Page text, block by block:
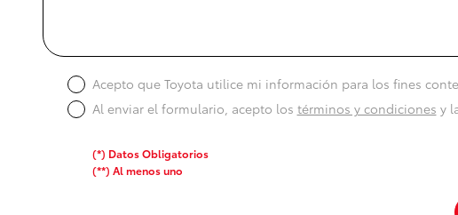
Acepto que Toyota utilice mi información para los fines
Al enviar el formulario, acepto los términos y condiciones y
(*) Datos Obligatorios
(**) Al menos uno